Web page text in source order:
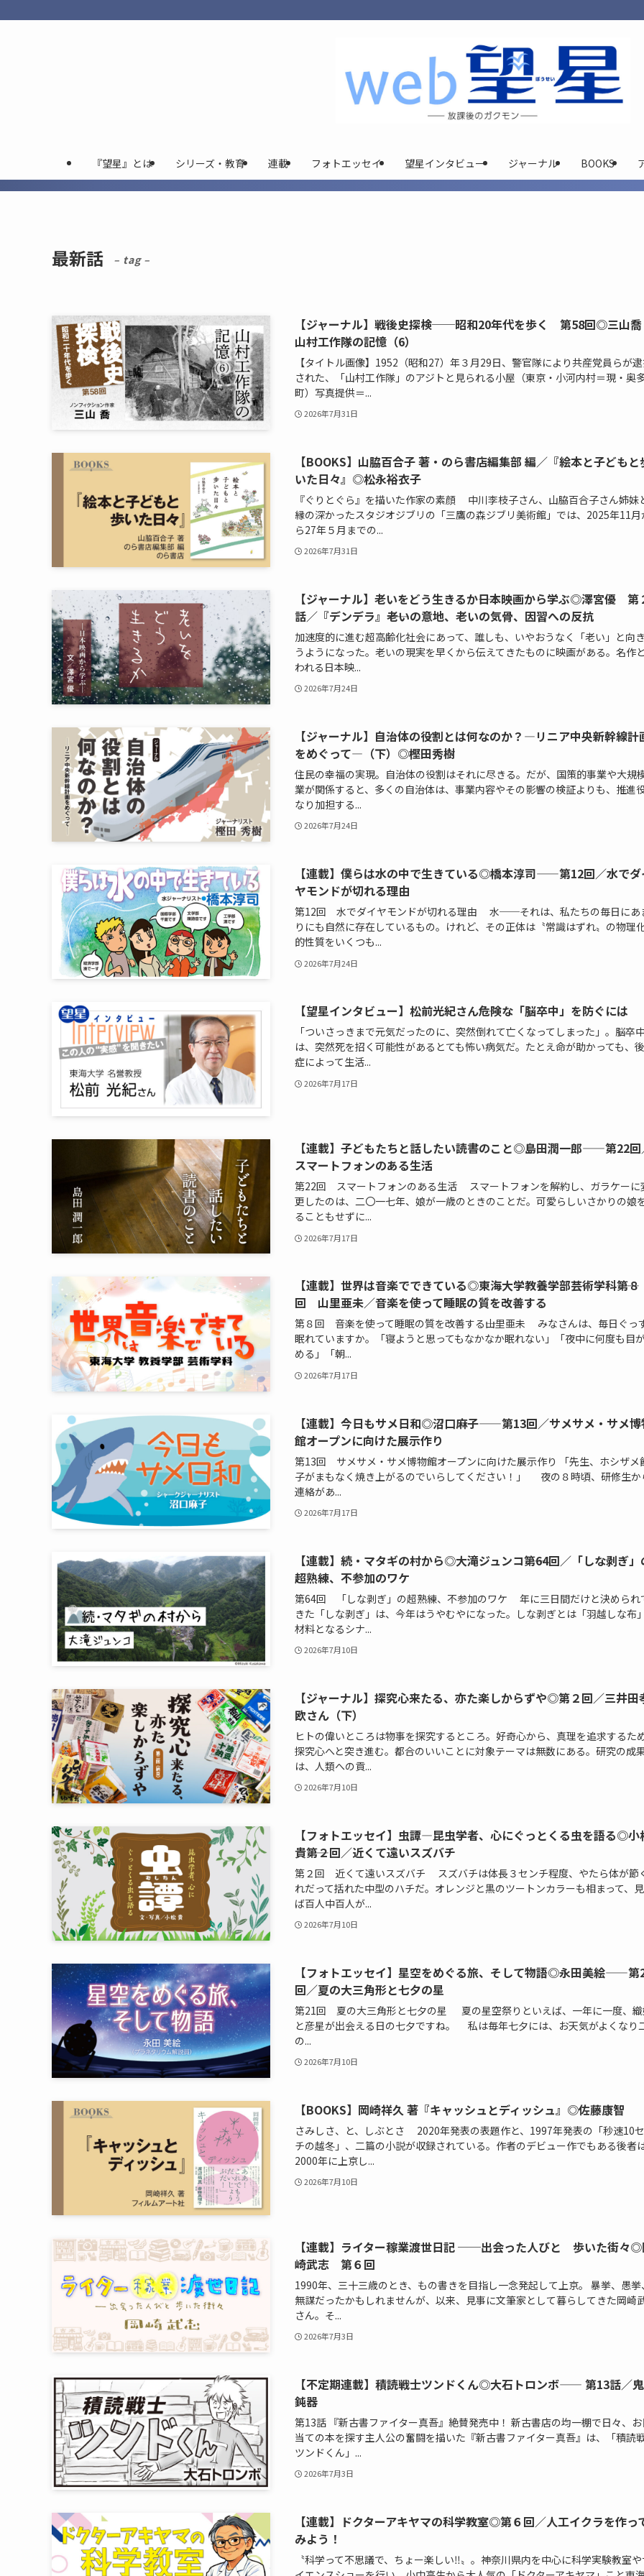
『望星』とは シリーズ・教育 連載 フォトエッセイ 望星インタビュー ジャーナル BOOKS
最新話 – tag –
【ジャーナル】戦後史探検──昭和20年代を歩く 第58回◎三山喬
山村工作隊の記憶（6）
【タイトル画像】1952（昭和27）年３月29日、警官隊により共産党員らが
された、「山村工作隊」のアジトと見られる小屋（東京・小河内村＝現・奥
町）写真提供＝...
2026年7月31日
【BOOKS】山脇百合子 著・のら書店編集部 編／『絵本と子どもと
いた日々』◎松永裕衣子
『ぐりとぐら』を描いた作家の素顔 中川李枝子さん、山脇百合子さん姉妹
縁の深かったスタジオジブリの「三鷹の森ジブリ美術館」では、2025年11月
ら27年５月までの...
2026年7月31日
【ジャーナル】老いをどう生きるか――日本映画から学ぶ◎澤宮優 第
話／『デンデラ』――老いの意地、老いの気骨、因習への反抗
加速度的に進む超高齢化社会にあって、誰しも、いやおうなく「老い」と向
うようになった。老いの現実を早くから伝えてきたものに映画がある。名作
われる日本映...
2026年7月24日
【ジャーナル】自治体の役割とは何なのか？―リニア中央新幹線計
をめぐって―（下）◎樫田秀樹
住民の幸福の実現。自治体の役割はそれに尽きる。だが、国策的事業や大規
業が関係すると、多くの自治体は、事業内容やその影響の検証よりも、推進
なり加担する...
2026年7月24日
【連載】僕らは水の中で生きている◎橋本淳司——第12回／水でダ
ヤモンドが切れる理由
第12回 水でダイヤモンドが切れる理由 水──それは、私たちの毎日にあ
りにも自然に存在しているもの。けれど、その正体は〝常識はずれ〟の物理
的性質をいくつも...
2026年7月24日
【望星インタビュー】松前光紀さん――危険な「脳卒中」を防ぐには
「ついさっきまで元気だったのに、突然倒れて亡くなってしまった」。脳卒
は、突然死を招く可能性があるとても怖い病気だ。たとえ命が助かっても、
症によって生活...
2026年7月17日
【連載】子どもたちと話したい読書のこと◎島田潤一郎——第22回
スマートフォンのある生活
第22回 スマートフォンのある生活 スマートフォンを解約し、ガラケーに
更したのは、二〇一七年、娘が一歳のときのことだ。可愛らしいさかりの娘
ることもせずに...
2026年7月17日
【連載】世界は音楽でできている◎東海大学教養学部芸術学科――第８
回 山里亜未／音楽を使って睡眠の質を改善する
第８回 音楽を使って睡眠の質を改善する――山里亜未 みなさんは、毎日ぐっ
眠れていますか。「寝ようと思ってもなかなか眠れない」「夜中に何度も目
める」「朝...
2026年7月17日
【連載】今日もサメ日和◎沼口麻子——第13回／サメサメ・サメ博
館オープンに向けた展示作り
第13回 サメサメ・サメ博物館オープンに向けた展示作り 「先生、ホシザメ
子がまもなく焼き上がるのでいらしてください！」 夜の８時頃、研修生か
連絡があ...
2026年7月17日
【連載】続・マタギの村から◎大滝ジュンコ――第64回／「しな剥ぎ」
超熟練、不参加のワケ
第64回 「しな剥ぎ」の超熟練、不参加のワケ 年に三日間だけと決められ
きた「しな剥ぎ」は、今年はうやむやになった。しな剥ぎとは「羽越しな布
材料となるシナ...
2026年7月10日
【ジャーナル】探究心来たる、亦た楽しからずや◎第２回／三井田
欧さん（下）
ヒトの偉いところは物事を探究するところ。好奇心から、真理を追求するた
探究心へと突き進む。都合のいいことに対象テーマは無数にある。研究の成
は、人類への貢...
2026年7月10日
【フォトエッセイ】虫譚―昆虫学者、心にぐっとくる虫を語る◎小
貴――第２回／近くて遠いスズバチ
第２回 近くて遠いスズバチ スズバチは体長３センチ程度、やたら体が節
れだって括れた中型のハチだ。オレンジと黒のツートンカラーも相まって、
ば百人中百人が...
2026年7月10日
【フォトエッセイ】星空をめぐる旅、そして物語◎永田美絵——第
回／夏の大三角形と七夕の星
第21回 夏の大三角形と七夕の星 夏の星空祭りといえば、一年に一度、織
と彦星が出会える日の七夕ですね。 私は毎年七夕には、お天気がよくなり
の...
2026年7月10日
【BOOKS】岡崎祥久 著『キャッシュとディッシュ』◎佐藤康智
さみしさ、と、しぶとさ 2020年発表の表題作と、1997年発表の「秒速10
チの越冬」、二篇の小説が収録されている。作者のデビュー作でもある後者は
2000年に上京し...
2026年7月10日
【連載】ライター稼業渡世日記 ──出会った人びと 歩いた街々◎
崎武志 第６回
1990年、三十三歳のとき、もの書きを目指し一念発起して上京。 暴挙、愚挙、
無謀だったかもしれませんが、以来、見事に文筆家として暮らしてきた岡崎
さん。そ...
2026年7月3日
【不定期連載】積読戦士ツンドくん◎大石トロンボ—— 第13話／
鈍器
第13話 『新古書ファイター真吾』絶賛発売中！ 新古書店の均一棚で日々、お
当ての本を探す主人公の奮闘を描いた『新古書ファイター真吾』は、「積読
ツンドくん」...
2026年7月3日
【連載】ドクターアキヤマの科学教室◎第６回／人工イクラを作っ
みよう！
〝科学って不思議で、ちょー楽しい‼〟。神奈川県内を中心に科学実験教室や